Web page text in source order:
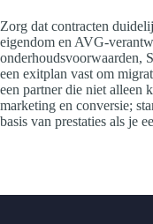
Zorg dat contracten
eigendom en AVG-
onderhoudsvoorwaarden,
een exitplan vast om
een partner die niet alleen
marketing en conversie;
basis van prestaties als je